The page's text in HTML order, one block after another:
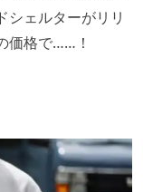
シェルターがリリ
価格で……！